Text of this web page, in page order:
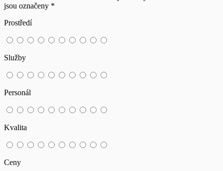
jsou označeny *
Prostředí
Služby
Personál
Kvalita
Ceny